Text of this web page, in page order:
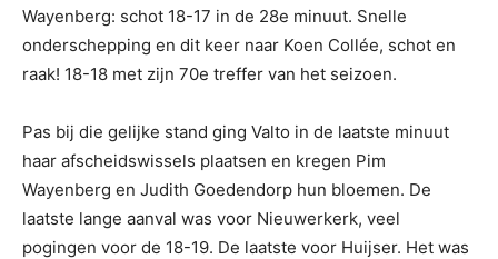
Wayenberg: schot 18-17 in de 28e minuut. Snelle
onderschepping en dit keer naar Koen Collée, schot en
raak! 18-18 met zijn 70e treffer van het seizoen.
Pas bij die gelijke stand ging Valto in de laatste minuut
haar afscheidswissels plaatsen en kregen Pim
Wayenberg en Judith Goedendorp hun bloemen. De
laatste lange aanval was voor Nieuwerkerk, veel
pogingen voor de 18-19. De laatste voor Huijser. Het was